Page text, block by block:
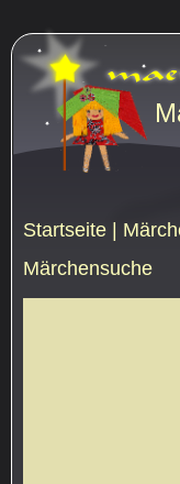
Startseite |
Märchensuche